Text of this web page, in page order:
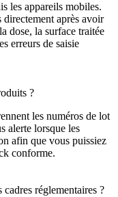
les appareils mobiles.
directement après avoir
dose, la surface traitée
erreurs de saisie
?
les numéros de lot
alerte lorsque les
afin que vous puissiez
conforme.
réglementaires ?